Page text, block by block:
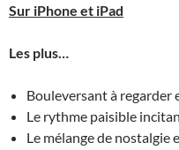
Sur iPhone et iPad
Les plus…
Bouleversant à regarder
Le rythme paisible
Le mélange de